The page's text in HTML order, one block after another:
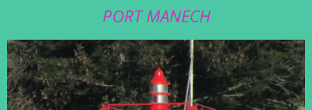
PORT MANECH